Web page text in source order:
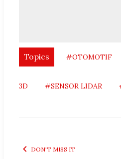
Topics #OTOMOTIF
3D #SENSOR LIDAR
DON'T MISS IT